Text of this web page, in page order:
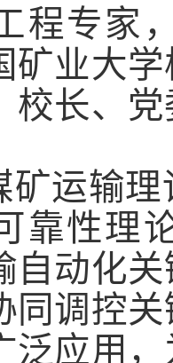
程专家
矿业大
校长、
矿运输
靠性理
自动化
同调控
泛应用